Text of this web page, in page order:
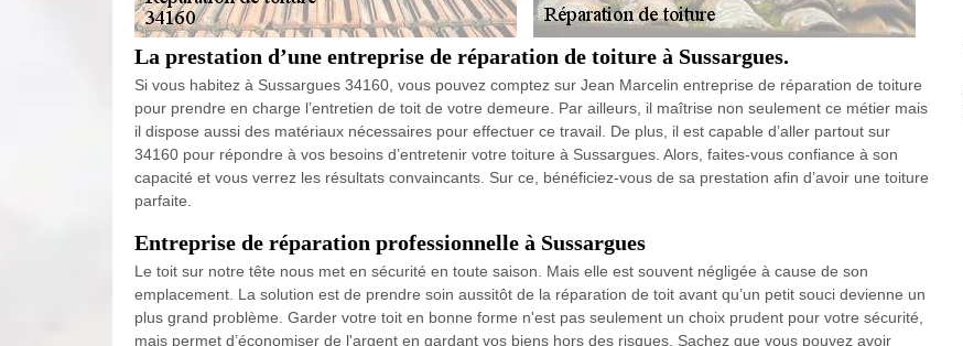
La prestation d’une entreprise de réparation de toiture à Sussargues.
Si vous habitez à Sussargues 34160, vous pouvez comptez sur Jean Marcelin entreprise de réparation de toiture
pour prendre en charge l’entretien de toit de votre demeure. Par ailleurs, il maîtrise non seulement ce métier mais
il dispose aussi des matériaux nécessaires pour effectuer ce travail. De plus, il est capable d’aller partout sur
34160 pour répondre à vos besoins d’entretenir votre toiture à Sussargues. Alors, faites-vous confiance à son
capacité et vous verrez les résultats convaincants. Sur ce, bénéficiez-vous de sa prestation afin d’avoir une toiture
parfaite.
Entreprise de réparation professionnelle à Sussargues
Le toit sur notre tête nous met en sécurité en toute saison. Mais elle est souvent négligée à cause de son
emplacement. La solution est de prendre soin aussitôt de la réparation de toit avant qu’un petit souci devienne un
plus grand problème. Garder votre toit en bonne forme n'est pas seulement un choix prudent pour votre sécurité,
mais permet d’économiser de l'argent en gardant vos biens hors des risques. Sachez que vous pouvez avoir